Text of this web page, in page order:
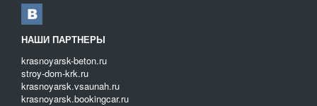
НАШИ ПАРТНЕРЫ
krasnoyarsk-beton.ru
stroy-dom-krk.ru
krasnoyarsk.vsaunah.ru
krasnoyarsk.bookingcar.ru